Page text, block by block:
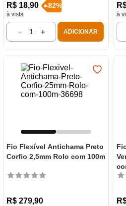
R$ 18,90
à vista
-82%
＋
－ ADICIONAR
à
Fio Flexível Antichama Preto
Corfio 2,5mm Rolo com 100m
R$ 279,90